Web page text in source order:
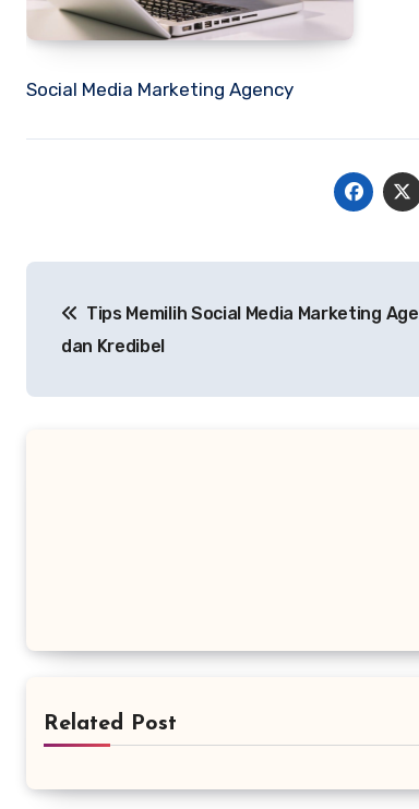
Social Media Marketing Agency
pos Tips Memilih Social Media Marketing
dan Kredibel
Related Post